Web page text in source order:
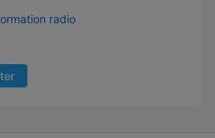
radio